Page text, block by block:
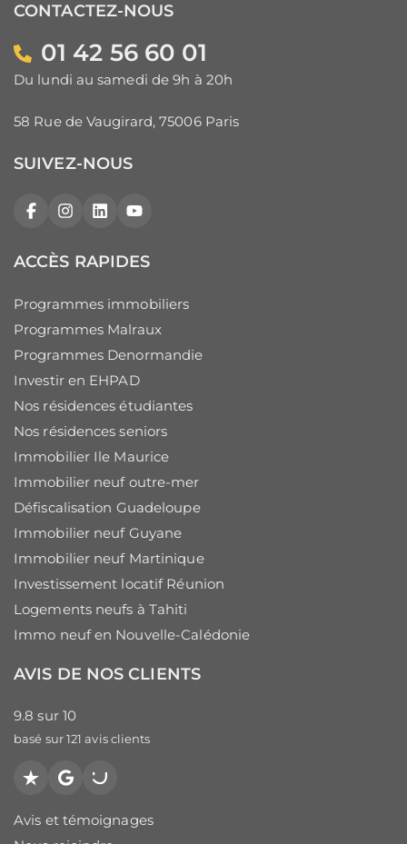
CONTACTEZ-NOUS
01 42 56 60 01
Du lundi au samedi de 9h à 20h
58 Rue de Vaugirard, 75006 Paris
SUIVEZ-NOUS
FacebookInstagram
LinkedInYouTube
ACCÈS RAPIDES
Programmes immobiliers
Programmes Malraux
Programmes Denormandie
Investir en EHPAD
Nos résidences étudiantes
Nos résidences seniors
Immobilier Ile Maurice
Immobilier neuf outre-mer
Défiscalisation Guadeloupe
Immobilier neuf Guyane
Immobilier neuf Martinique
Investissement locatif Réunion
Logements neufs à Tahiti
Immo neuf en Nouvelle-Calédonie
AVIS DE NOS CLIENTS
9.8 sur 10
basé sur 121 avis clients
Trustpilot
GooglePagesJaunes
Avis et témoignages